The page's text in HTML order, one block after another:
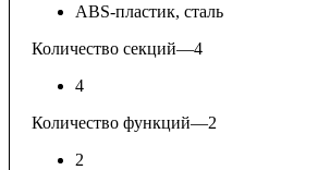
ABS-пластик, сталь
Количество секций—4
4
Количество функций—2
2